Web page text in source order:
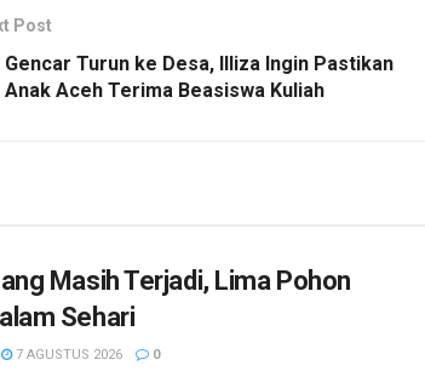
Post
Gencar Turun ke Desa, Illiza Ingin Pastikan
Anak Aceh Terima Beasiswa Kuliah
Masih Terjadi, Lima Pohon
Sehari
7 AGUSTUS 2026 0